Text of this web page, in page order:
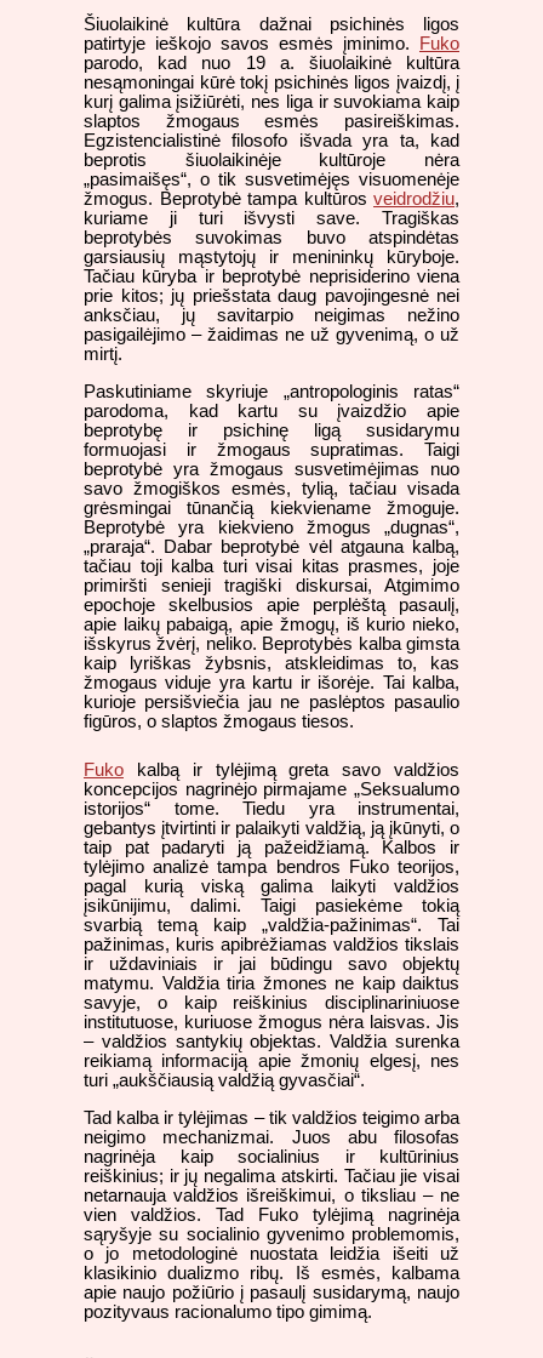
Šiuolaikinė kultūra dažnai psichinės ligos
patirtyje ieškojo savos esmės įminimo.
Fuko
parodo, kad nuo 19 a. šiuolaikinė kultūra
nesąmoningai kūrė tokį psichinės ligos įvaizdį, į
kurį galima įsižiūrėti, nes liga ir suvokiama kaip
slaptos žmogaus esmės pasireiškimas.
Egzistencialistinė filosofo išvada yra ta, kad
beprotis šiuolaikinėje kultūroje nėra
„pasimaišęs“, o tik susvetimėjęs visuomenėje
žmogus. Beprotybė tampa kultūros veidrodžiu,
kuriame ji turi išvysti save. Tragiškas
beprotybės suvokimas buvo atspindėtas
garsiausių mąstytojų ir menininkų kūryboje.
Tačiau kūryba ir beprotybė neprisiderino viena
prie kitos; jų priešstata daug pavojingesnė nei
anksčiau, jų savitarpio neigimas nežino
pasigailėjimo – žaidimas ne už gyvenimą, o už
mirtį.
Paskutiniame skyriuje „antropologinis ratas“
parodoma, kad kartu su įvaizdžio apie
beprotybę ir psichinę ligą susidarymu
formuojasi ir žmogaus supratimas. Taigi
beprotybė yra žmogaus susvetimėjimas nuo
savo žmogiškos esmės, tylią, tačiau visada
grėsmingai tūnančią kiekviename žmoguje.
Beprotybė yra kiekvieno žmogus „dugnas“,
„praraja“. Dabar beprotybė vėl atgauna kalbą,
tačiau toji kalba turi visai kitas prasmes, joje
primiršti senieji tragiški diskursai, Atgimimo
epochoje skelbusios apie perplėštą pasaulį,
apie laikų pabaigą, apie žmogų, iš kurio nieko,
išskyrus žvėrį, neliko. Beprotybės kalba gimsta
kaip lyriškas žybsnis, atskleidimas to, kas
žmogaus viduje yra kartu ir išorėje. Tai kalba,
kurioje persišviečia jau ne paslėptos pasaulio
figūros, o slaptos žmogaus tiesos.
Fuko kalbą ir tylėjimą greta savo valdžios
koncepcijos nagrinėjo pirmajame „Seksualumo
istorijos“ tome. Tiedu yra instrumentai,
gebantys įtvirtinti ir palaikyti valdžią, ją įkūnyti, o
taip pat padaryti ją pažeidžiamą. Kalbos ir
tylėjimo analizė tampa bendros Fuko teorijos,
pagal kurią viską galima laikyti valdžios
įsikūnijimu, dalimi. Taigi pasiekėme tokią
svarbią temą kaip „valdžia-pažinimas“. Tai
pažinimas, kuris apibrėžiamas valdžios tikslais
ir uždaviniais ir jai būdingu savo objektų
matymu. Valdžia tiria žmones ne kaip daiktus
savyje, o kaip reiškinius disciplinariniuose
institutuose, kuriuose žmogus nėra laisvas. Jis
– valdžios santykių objektas. Valdžia surenka
reikiamą informaciją apie žmonių elgesį, nes
turi „aukščiausią valdžią gyvasčiai“.
Tad kalba ir tylėjimas – tik valdžios teigimo arba
neigimo mechanizmai. Juos abu filosofas
nagrinėja kaip socialinius ir kultūrinius
reiškinius; ir jų negalima atskirti. Tačiau jie visai
netarnauja valdžios išreiškimui, o tiksliau – ne
vien valdžios. Tad Fuko tylėjimą nagrinėja
sąryšyje su socialinio gyvenimo problemomis,
o jo metodologinė nuostata leidžia išeiti už
klasikinio dualizmo ribų. Iš esmės, kalbama
apie naujo požiūrio į pasaulį susidarymą, naujo
pozityvaus racionalumo tipo gimimą.